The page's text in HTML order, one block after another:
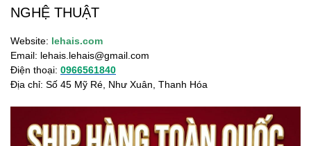
NGHỆ THUẬT
Website: lehais.com
Email: lehais.lehais@gmail.com
Điện thoại: 0966561840
Địa chỉ: Số 45 Mỹ Ré, Như Xuân, Thanh Hóa